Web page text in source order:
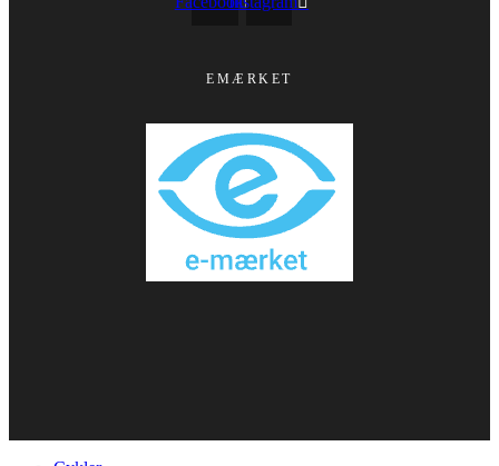
EMÆRKET